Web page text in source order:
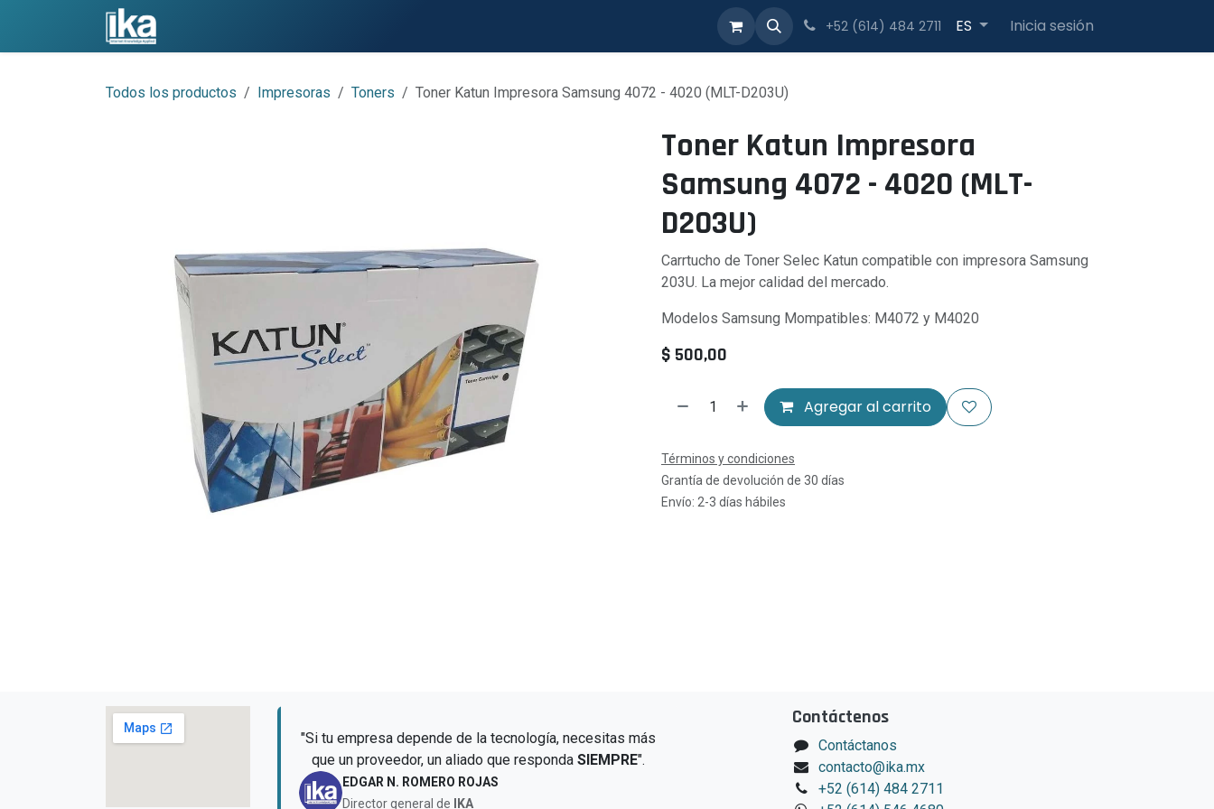
+52 (614) 484 2711 ES Inicia sesión
Todos los productos Impresoras Toners Toner Katun Impresora Samsung 4072 - 4020 (MLT-D203U)
Toner Katun Impresora
Samsung 4072 - 4020 (MLT-
D203U)
Carrtucho de Toner Selec Katun compatible con impresora Samsung
203U. La mejor calidad del mercado.
Modelos Samsung Mompatibles: M4072 y M4020
$ 500,00
Agregar al carrito
Términos y condiciones
Grantía de devolución de 30 días
Envío: 2-3 días hábiles
"Si tu empresa depende de la tecnología, necesitas más
que un proveedor, un aliado que responda SIEMPRE".
EDGAR N. ROMERO ROJAS
Director general de
IKA
Contáctenos
Contáctanos
contacto@ika.mx
+52 (614) 484 2711